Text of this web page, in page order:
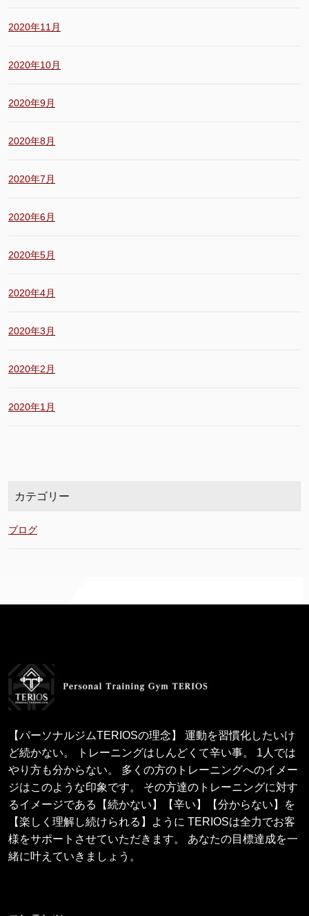
2020年11月
2020年10月
2020年9月
2020年8月
2020年7月
2020年6月
2020年5月
2020年4月
2020年3月
2020年2月
2020年1月
カテゴリー
ブログ
【パーソナルジムTERIOSの理念】 運動を習慣化したいけ
ど続かない。 トレーニングはしんどくて辛い事。 1人では
やり方も分からない。 多くの方のトレーニングへのイメー
ジはこのような印象です。 その方達のトレーニングに対す
るイメージである【続かない】【辛い】【分からない】を
【楽しく理解し続けられる】ように TERIOSは全力でお客
様をサポートさせていただきます。 あなたの目標達成を一
緒に叶えていきましょう。